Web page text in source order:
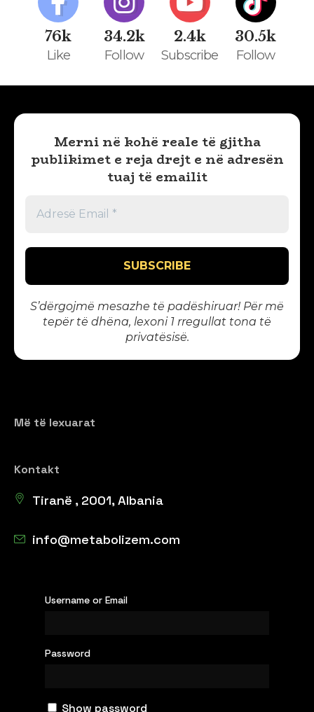
76k
Like
34.2k
Follow
2.4k
Subscribe
30.5k
Follow
Merni në kohë reale të gjitha
publikimet e reja drejt e në adresën
tuaj të emailit
S’dërgojmë mesazhe të padëshiruar! Për më
tepër të dhëna, lexoni 1 rregullat tona të
privatësisë.
Më të lexuarat
Kontakt
Tiranë , 2001, Albania
info@metabolizem.com
Username or Email
Password
Show password